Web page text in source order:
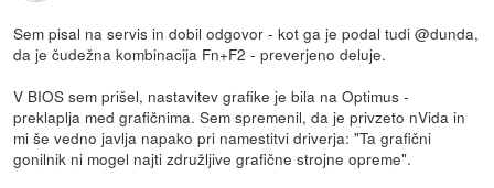
Sem pisal na servis in dobil odgovor - kot ga je podal tudi @dunda,
da je čudežna kombinacija Fn+F2 - preverjeno deluje.
V BIOS sem prišel, nastavitev grafike je bila na Optimus -
preklaplja med grafičnima. Sem spremenil, da je privzeto nVida in
mi še vedno javlja napako pri namestitvi driverja: "Ta grafični
gonilnik ni mogel najti združljive grafične strojne opreme".